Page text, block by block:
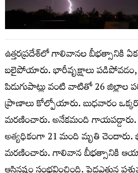
ఉత్తరప్రదేశ్‌లో గాలివానల బీభత్సానికి
బలైపోయారు. భారీవృక్షాలు పడిపోవడం,
పిడుగుపాట్లు వంటి వాటితో 26 జిల్లాల
ప్రాణాలు కోల్పోయారు. బుధవారం
మరణించారు. అనేకమంది
అత్యధికంగా 21 మంది మృతి
మరణించారు. గాలివాన బీభత్సానికి